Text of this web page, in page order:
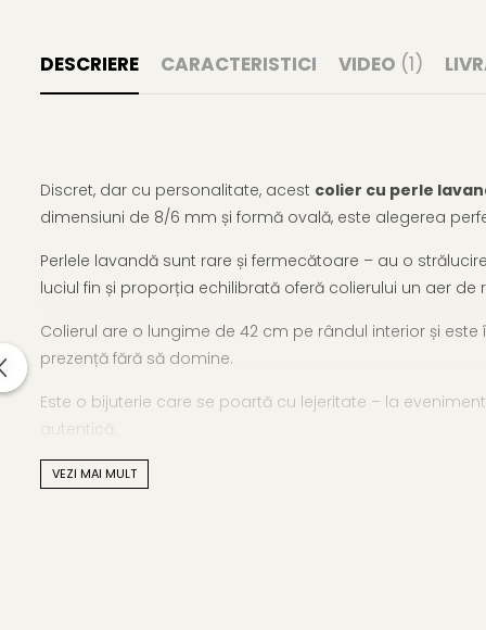
DESCRIERE CARACTERISTICI VIDEO (1)
Discret, dar cu personalitate, acest colier cu perle
dimensiuni de 8/6 mm și formă ovală, este alegerea
Perlele lavandă sunt rare și fermecătoare – au o
luciul fin și proporția echilibrată oferă colierului un aer
Colierul are o lungime de 42 cm pe rândul interior și
prezență fără să domine.
Este o bijuterie care se poartă cu lejeritate – la
autentică.
Adaugă-l colecției tale și lasă lavanda sidefată să-
VEZI MAI MULT